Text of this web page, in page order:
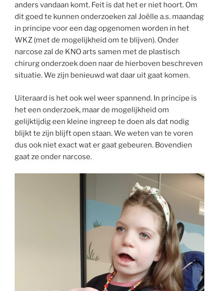
anders vandaan komt. Feit is dat het er niet hoort. Om
dit goed te kunnen onderzoeken zal Joëlle a.s. maandag
in principe voor een dag opgenomen worden in het
WKZ (met de mogelijkheid om te blijven). Onder
narcose zal de KNO arts samen met de plastisch
chirurg onderzoek doen naar de hierboven beschreven
situatie. We zijn benieuwd wat daar uit gaat komen.
Uiteraard is het ook wel weer spannend. In principe is
het een onderzoek, maar de mogelijkheid om
gelijktijdig een kleine ingreep te doen als dat nodig
blijkt te zijn blijft open staan. We weten van te voren
dus ook niet exact wat er gaat gebeuren. Bovendien
gaat ze onder narcose.